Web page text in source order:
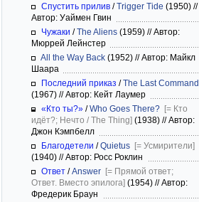
Спустить прилив /Trigger Tide (1950) //
Автор: Уаймен Гвин
Чужаки /The Aliens (1959) //Автор:
Мюррей Лейнстер
All the Way Back (1952) //Автор: Майкл
Шаара
Последний приказ /The Last Command
(1967) //Автор: Кейт Лаумер
«Кто ты?» /Who Goes There? [= Кто
идёт?; Нечто / The Thing] (1938) //Автор:
Джон Кэмпбелл
Благодетели /Quietus [= Усмирители]
(1940) //Автор: Росс Роклин
Ответ /Answer [= Прямой ответ;
Ответ. Вместо эпилога] (1954) //Автор:
Фредерик Браун